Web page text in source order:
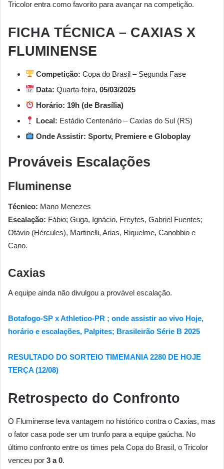
Tricolor entra como favorito para avançar na competição.
FICHA TÉCNICA – CAXIAS X
FLUMINENSE
Competição: Copa do Brasil – Segunda Fase
Data: Quarta-feira,05/03/2025
Horário: 19h (de Brasília)
Local: Estádio Centenário – Caxias do Sul (RS)
Onde Assistir: Sportv, Premiere e Globoplay
Prováveis Escalações
Fluminense
Técnico: Mano Menezes
Escalação: Fábio; Guga, Ignácio, Freytes, Gabriel Fuentes;
Otávio (Hércules), Martinelli, Arias, Riquelme, Canobbio e
Cano.
Caxias
A equipe ainda não divulgou a provável escalação.
Botafogo-SP x Athletico-PR ; onde assistir ao vivo Hoje,
horário e escalações, Palpites; Brasileirão Série B 2025
RESULTADO DO SORTEIO TIMEMANIA 2280 DE HOJE
TERÇA (12/08)
Retrospecto do Confronto
O Fluminense leva vantagem no histórico contra o Caxias, mas
o fator casa pode ser um trunfo para a equipe gaúcha. No
último confronto entre os times pela Copa do Brasil, o Tricolor
venceu por 3 a 0.